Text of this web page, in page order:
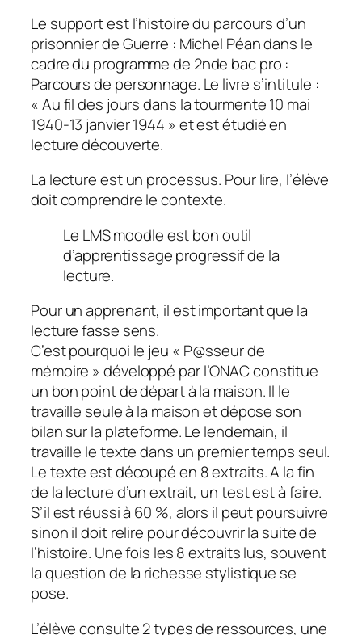
Le support est l’histoire du parcours d’un
prisonnier de Guerre : Michel Péan dans le
cadre du programme de 2nde bac pro :
Parcours de personnage. Le livre s’intitule :
«Au fil des jours dans la tourmente 10 mai
1940-13 janvier 1944 » et est étudié en
lecture découverte.
La lecture est un processus. Pour lire, l’élève
doit comprendre le contexte.
Le LMS moodle est bon outil
d’apprentissage progressif de la
lecture.
Pour un apprenant, il est important que la
lecture fasse sens.
C’est pourquoi le jeu « P@sseur de
mémoire » développé par l’ONAC constitue
un bon point de départ à la maison. Il le
travaille seule à la maison et dépose son
bilan sur la plateforme. Le lendemain, il
travaille le texte dans un premier temps seul.
Le texte est découpé en 8 extraits. A la fin
de la lecture d’un extrait, un test est à faire.
S’il est réussi à 60 %, alors il peut poursuivre
sinon il doit relire pour découvrir la suite de
l’histoire. Une fois les 8 extraits lus, souvent
la question de la richesse stylistique se
pose.
L’élève consulte 2 types de ressources, une